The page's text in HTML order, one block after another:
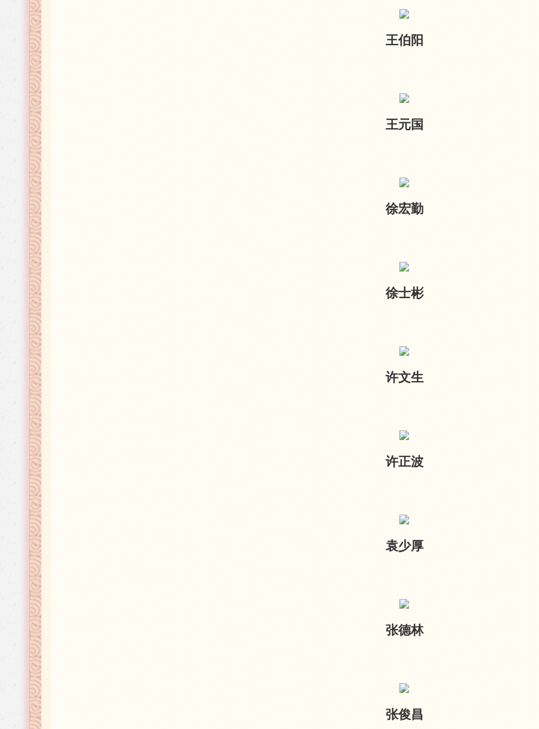
王伯阳
王元国
徐宏勤
徐士彬
许文生
许正波
袁少厚
张德林
张俊昌